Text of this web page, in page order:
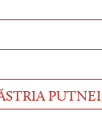
PUTNEI